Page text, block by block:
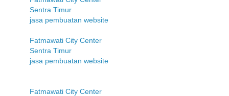
Sentra Timur
jasa pembuatan website
Fatmawati City Center
Sentra Timur
jasa pembuatan website
Fatmawati City Center